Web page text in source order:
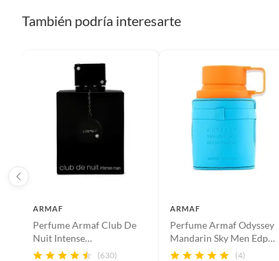
Detalle de la garantía
Unidad de medida
Registro sanitario
Cantidad de paquetes
Género
También podría interesarte
ARMAF
Perfume Armaf Club De
Nuit Intense
Homme100ML EDT
(630)
ARMAF
Perfume Armaf Odyssey
Mandarin Sky Men Edp
100ml
(4)